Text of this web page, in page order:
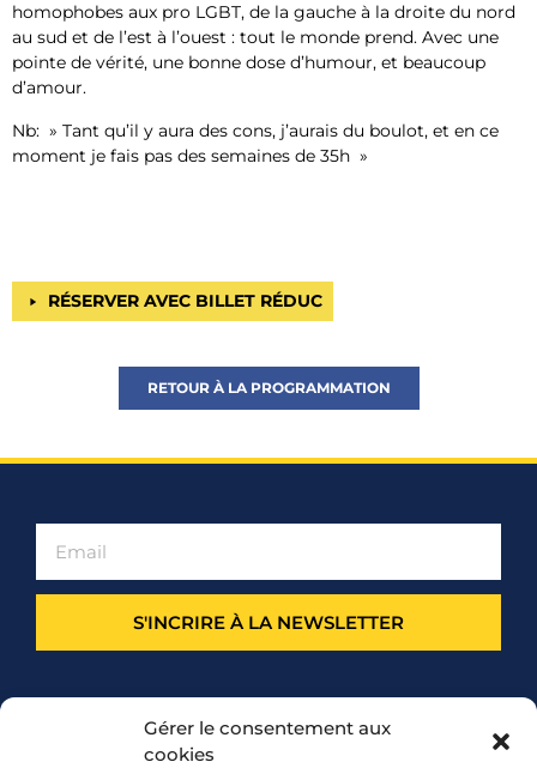
Gérer le consentement aux
cookies
homophobes aux pro LGBT, de la gauche à la droite du nord
au sud et de l’est à l’ouest : tout le monde prend. Avec une
pointe de vérité, une bonne dose d’humour, et beaucoup
d’amour.
Nb: » Tant qu’il y aura des cons, j’aurais du boulot, et en ce
moment je fais pas des semaines de 35h »
RÉSERVER AVEC BILLET RÉDUC
RETOUR À LA PROGRAMMATION
S'INCRIRE À LA NEWSLETTER